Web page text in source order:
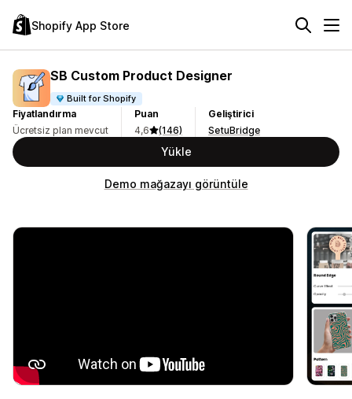
Shopify App Store
SB Custom Product Designer
Built for Shopify
Fiyatlandırma
Ücretsiz plan mevcut
Puan
4,6
(146)
Geliştirici
SetuBridge
Yükle
Demo mağazayı görüntüle